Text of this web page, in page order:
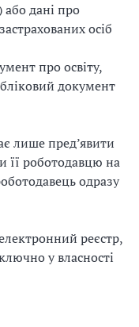
дані про
осіб
про освіту,
документ
лише пред’явити
її роботодавцю на
одразу
реєстр,
у власності